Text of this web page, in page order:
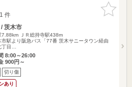
お気に入
りに追加
件
茨木市
7.88km
ＪＲ総持寺駅438m
市駅より阪急バス「77番 茨木サニータウン経由
丁目…
8:00～26:00
900円～
切り傷
あり